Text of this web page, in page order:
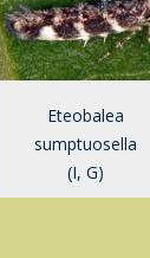
Eteobalea
sumptuosella
(I, G)